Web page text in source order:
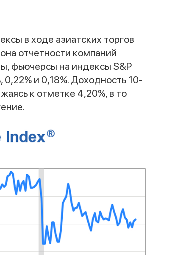
в ходе азиатских торгов
отчетности компаний
фьючерсы на индексы S&P
и 0,18%. Доходность 10-
к отметке 4,20%, в то